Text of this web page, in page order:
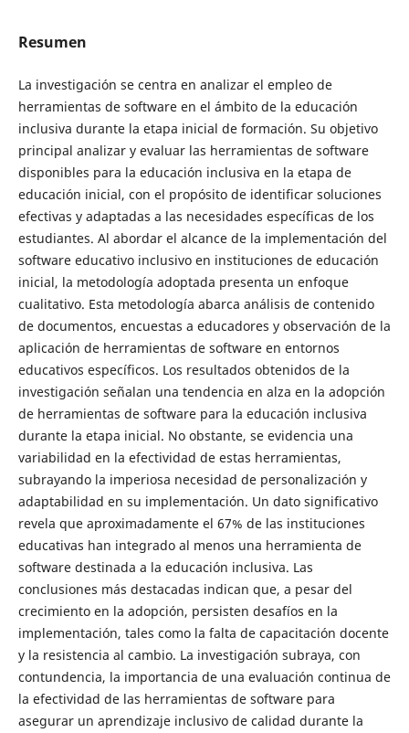
Resumen
La investigación se centra en analizar el empleo de
herramientas de software en el ámbito de la educación
inclusiva durante la etapa inicial de formación. Su objetivo
principal analizar y evaluar las herramientas de software
disponibles para la educación inclusiva en la etapa de
educación inicial, con el propósito de identificar soluciones
efectivas y adaptadas a las necesidades específicas de los
estudiantes. Al abordar el alcance de la implementación del
software educativo inclusivo en instituciones de educación
inicial, la metodología adoptada presenta un enfoque
cualitativo. Esta metodología abarca análisis de contenido
de documentos, encuestas a educadores y observación de la
aplicación de herramientas de software en entornos
educativos específicos. Los resultados obtenidos de la
investigación señalan una tendencia en alza en la adopción
de herramientas de software para la educación inclusiva
durante la etapa inicial. No obstante, se evidencia una
variabilidad en la efectividad de estas herramientas,
subrayando la imperiosa necesidad de personalización y
adaptabilidad en su implementación. Un dato significativo
revela que aproximadamente el 67% de las instituciones
educativas han integrado al menos una herramienta de
software destinada a la educación inclusiva. Las
conclusiones más destacadas indican que, a pesar del
crecimiento en la adopción, persisten desafíos en la
implementación, tales como la falta de capacitación docente
y la resistencia al cambio. La investigación subraya, con
contundencia, la importancia de una evaluación continua de
la efectividad de las herramientas de software para
asegurar un aprendizaje inclusivo de calidad durante la